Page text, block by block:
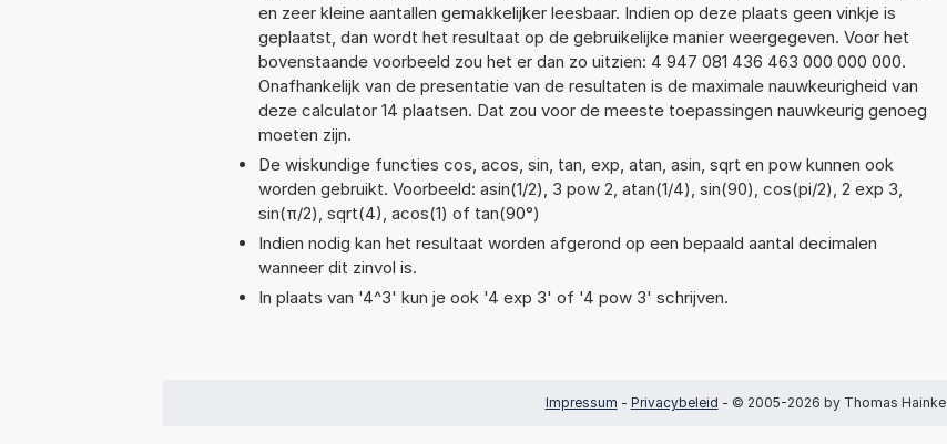
en zeer kleine aantallen gemakkelijker leesbaar. Indien op deze plaats geen vinkje is
geplaatst, dan wordt het resultaat op de gebruikelijke manier weergegeven. Voor het
bovenstaande voorbeeld zou het er dan zo uitzien: 4 947 081 436 463 000 000 000.
Onafhankelijk van de presentatie van de resultaten is de maximale nauwkeurigheid van
deze calculator 14 plaatsen. Dat zou voor de meeste toepassingen nauwkeurig genoeg
moeten zijn.
De wiskundige functies cos, acos, sin, tan, exp, atan, asin, sqrt en pow kunnen ook
worden gebruikt. Voorbeeld: asin(1/2), 3 pow 2, atan(1/4), sin(90), cos(pi/2), 2 exp 3,
sin(π/2), sqrt(4), acos(1) of tan(90°)
Indien nodig kan het resultaat worden afgerond op een bepaald aantal decimalen
wanneer dit zinvol is.
In plaats van '4^3' kun je ook '4 exp 3' of '4 pow 3' schrijven.
Impressum - Privacybeleid - © 2005-2026 by Thomas Hainke